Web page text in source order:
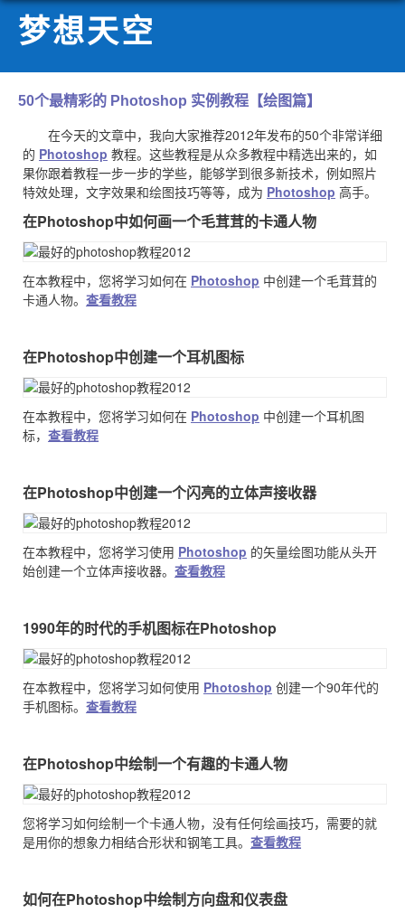
梦想天空
50个最精彩的 Photoshop 实例教程【绘图篇】
在今天的文章中，我向大家推荐2012年发布的50个非常详细
的 Photoshop 教程。这些教程是从众多教程中精选出来的，如
果你跟着教程一步一步的学些，能够学到很多新技术，例如照片
特效处理，文字效果和绘图技巧等等，成为 Photoshop 高手。
在Photoshop中如何画一个毛茸茸的卡通人物
在本教程中，您将学习如何在 Photoshop 中创建一个毛茸茸的
卡通人物。 查看教程
在Photoshop中创建一个耳机图标
在本教程中，您将学习如何在 Photoshop 中创建一个耳机图
标， 查看教程
在Photoshop中创建一个闪亮的立体声接收器
在本教程中，您将学习使用 Photoshop 的矢量绘图功能从头开
始创建一个立体声接收器。 查看教程
1990年的时代的手机图标在Photoshop
在本教程中，您将学习如何使用 Photoshop 创建一个90年代的
手机图标。 查看教程
在Photoshop中绘制一个有趣的卡通人物
您将学习如何绘制一个卡通人物，没有任何绘画技巧，需要的就
是用你的想象力相结合形状和钢笔工具。 查看教程
如何在Photoshop中绘制方向盘和仪表盘